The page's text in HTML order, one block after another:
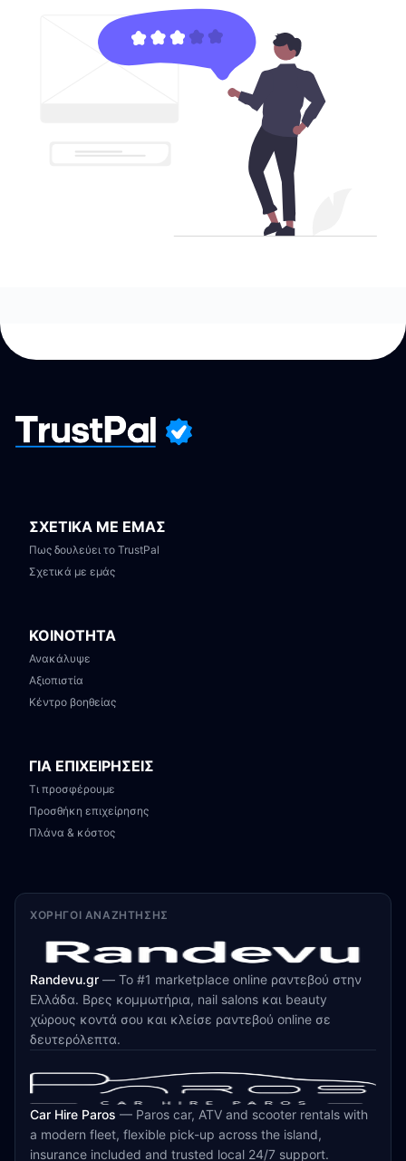
ΣΧΕΤΙΚΑ ΜΕ ΕΜΑΣ
Πως δουλεύει το TrustPal
Σχετικά με εμάς
ΚΟΙΝΟΤΗΤΑ
Ανακάλυψε
Αξιοπιστία
Κέντρο βοηθείας
ΓΙΑ ΕΠΙΧΕΙΡΗΣΕΙΣ
Τι προσφέρουμε
Προσθήκη επιχείρησης
Πλάνα & κόστος
ΧΟΡΗΓΟΊ ΑΝΑΖΉΤΗΣΗΣ
Randevu.gr — Το #1 marketplace online ραντεβού στην
Ελλάδα. Βρες κομμωτήρια, nail salons και beauty
χώρους κοντά σου και κλείσε ραντεβού online σε
δευτερόλεπτα.
Car Hire Paros — Paros car, ATV and scooter rentals with
a modern fleet, flexible pick-up across the island,
insurance included and trusted local 24/7 support.